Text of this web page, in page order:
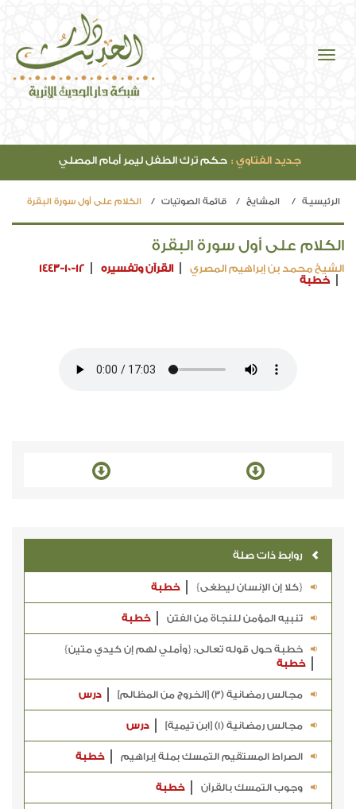
جديد الفتاوي : حكم ترك الطفل ليمر أمام المصلي
الرئيسيـة المشايخ قائمة الصوتيات الكلام على أول سورة البقرة
الكلام على أول سورة البقرة
الشيخ محمد بن إبراهيم المصري القرآن وتفسيره
1443-10-12
خطبة
روابط ذات صلة
{كلا إن الإنسان ليطغى} خطبة
تنبيه المؤمن للنجاة من الفتن خطبة
خطبة حول قوله تعالى: {وأملي لهم إن كيدي متين}
خطبة
مجالس رمضانية (3) [الخروج من المظالم] درس
مجالس رمضانية (1) [ابن تيمية] درس
الصراط المستقيم التمسك بملة إبراهيم خطبة
وجوب التمسك بالقرآن خطبة